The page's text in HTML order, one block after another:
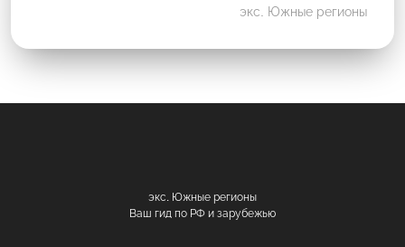
экс. Южные регионы
экс. Южные регионы
Ваш гид по РФ и зарубежью